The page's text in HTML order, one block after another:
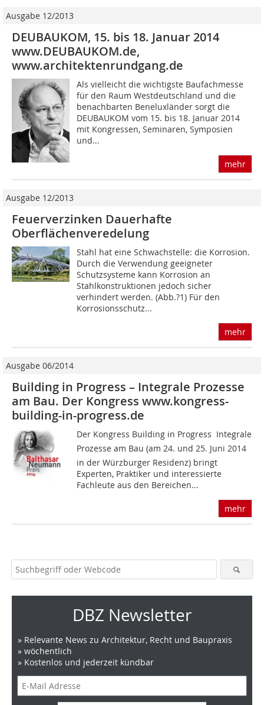
Ausgabe 12/2013
DEUBAUKOM, 15. bis 18. Januar 2014
www.DEUBAUKOM.de,
www.architektenrundgang.de
Als vielleicht die wichtigste Baufachmesse
für den Raum Westdeutschland und die
benachbarten Beneluxländer sorgt die
DEUBAUKOM vom 15. bis 18. Januar 2014
mit Kongressen, Seminaren, Symposien
und...
mehr
Ausgabe 12/2013
Feuerverzinken Dauerhafte
Oberflächenveredelung
Stahl hat eine Schwachstelle: die Korrosion.
Durch die Verwendung geeigneter
Schutzsys­teme kann Korrosion an
Stahlkonstruktionen jedoch sicher
verhindert werden. (Abb.?1) Für den
Korrosionsschutz...
mehr
Ausgabe 06/2014
Building in Progress – Integrale Prozesse
am Bau. Der Kongress www.kongress-
building-in-progress.de
Der Kongress Building in Progress  Integrale
Prozesse am Bau (am 24. und 25. Juni 2014
in der Würzburger Residenz) bringt
Experten, Praktiker und interessierte
Fachleute aus den Bereichen...
mehr
DBZ Newsletter
» Relevante News zu Architektur, Recht und Baupraxis
» wöchentlich
» Kostenlos und jederzeit kündbar